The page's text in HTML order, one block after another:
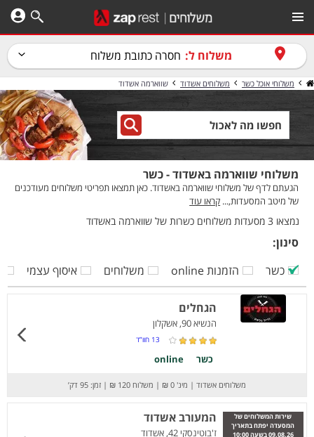
משלוח ל: חסרה כתובת משלוח
משלוחי אוכל כשר משלוחים אשדוד שווארמה אשדוד
משלוחי שווארמה באשדוד - כשר
הגעתם לדף של משלוחי שווארמה באשדוד. כאן תמצאו תפריטי משלוחים מעודכנים
של מיטב המסעדות,... קראו עוד
נמצאו 3 מסעדות משלוחים כשרות של שווארמה באשדוד
סינון:
כשר
הזמנות online משלוחים איסוף עצמי
הגחלים
הנשיא 90, אשקלון
13 חוו”ד
כשר online
משלוחים אשדוד | מינ' 0 ₪ | משלוח 120 ₪ | זמן: 95 דק’
שירות המשלוחים של
המסעדה יפתח בתאריך
09.08.26 בשעה 10:00
המעורב אשדוד
ז'בוטינסקי 42, אשדוד